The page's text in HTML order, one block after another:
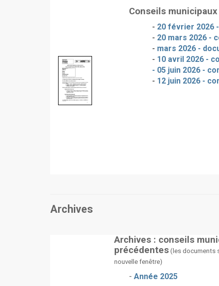
Conseils
- 20 février 2026
- 20 mars 2026 -
- mars 2026 -
- 10 avril 2026 -
- 05 juin 2026 -
- 12 juin 2026 -
Archives
Archives : conseils
précédentes (les documents
nouvelle fenêtre)
- Année 2025